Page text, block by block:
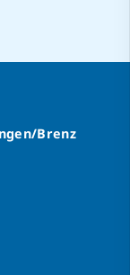
Brenz